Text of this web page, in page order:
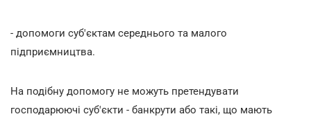
- допомоги суб'єктам середнього та малого
підприємництва.
На подібну допомогу не можуть претендувати
господарюючі суб'єкти - банкрути або такі, що мають